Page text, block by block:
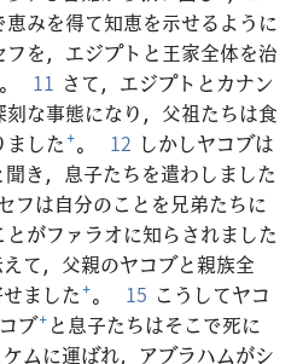
みを得て知恵を示せるように
を，エジプトと王家全体を治
。 11 さて，エジプトとカナン
な事態になり，父祖たちは食
した+。 12 しかしヤコブは
き，息子たちを遣わしました
フは自分のことを兄弟たちに
がファラオに知らされました
て，父親のヤコブと親族全
ました+。 15 こうしてヤコ
ブ+と息子たちはそこで死に
ムに運ばれ，アブラハムがシ